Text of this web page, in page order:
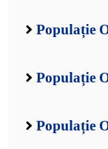
Populație
Populație
Populație